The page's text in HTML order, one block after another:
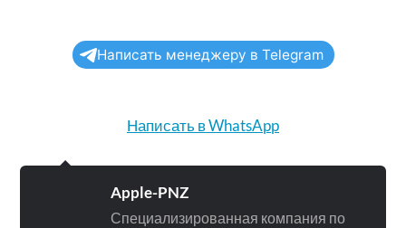
Написать менеджеру в Telegram
Написать в WhatsApp
Apple-PNZ
Специализированная компания по